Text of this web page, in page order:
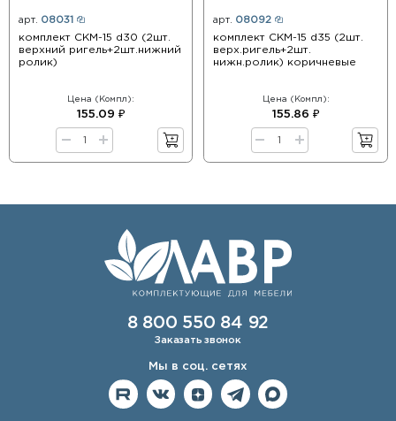
арт. 08031
комплект СКМ-15 d30 (2шт.
верхний ригель+2шт.нижний
ролик)
Цена (Компл):
155.09 ₽
арт. 08092
комплект СКМ-15 d35 (2шт.
верх.ригель+2шт.
нижн.ролик) коричневые
Цена (Компл):
155.86 ₽
8 800 550 84 92
Заказать звонок
Мы в соц. сетях